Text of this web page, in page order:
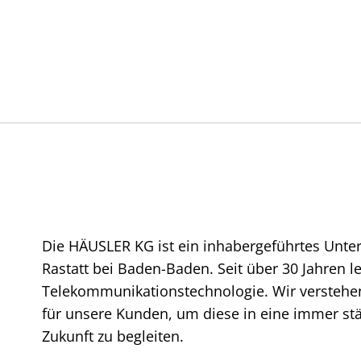
Die HÄUSLER KG ist ein inhabergeführtes
Rastatt bei Baden-Baden. Seit über 30 Jahren
Telekommunikationstechnologie. Wir
für unsere Kunden, um diese in eine immer
Zukunft zu begleiten.